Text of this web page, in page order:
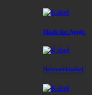
Made for Apple
Netzwerkkabel